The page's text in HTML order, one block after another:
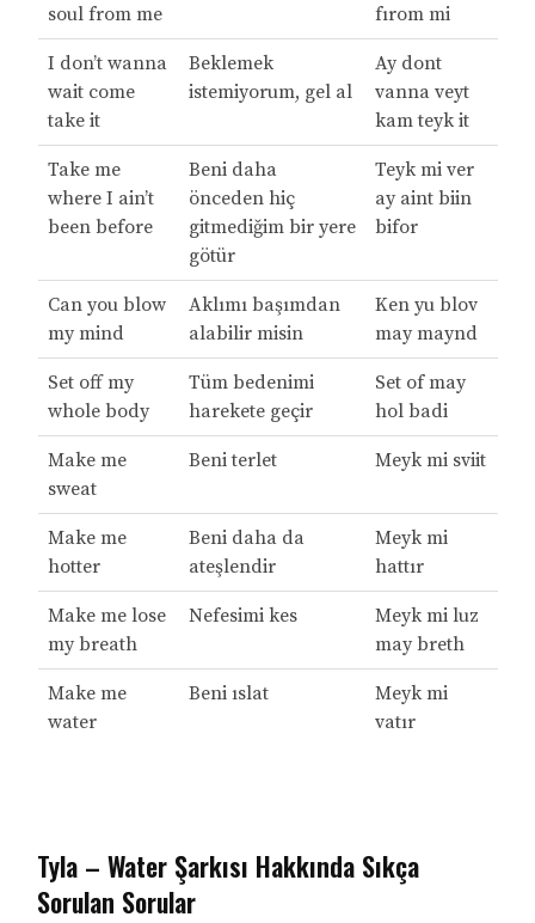
soul from me
fırom mi
I don’t wanna
wait come
take it
Beklemek
istemiyorum, gel al
Ay dont
vanna veyt
kam teyk it
Take me
where I ain’t
been before
Beni daha
önceden hiç
gitmediğim bir yere
götür
Teyk mi ver
ay aint biin
bifor
Can you blow
my mind
Aklımı başımdan
alabilir misin
Ken yu blov
may maynd
Set off my
whole body
Tüm bedenimi
harekete geçir
Set of may
hol badi
Make me
sweat
Beni terlet Meyk mi sviit
Make me
hotter
Beni daha da
ateşlendir
Meyk mi
hattır
Make me lose
my breath
Nefesimi kes
Meyk mi luz
may breth
Make me
water
Beni ıslat
Meyk mi
vatır
Tyla – Water Şarkısı Hakkında Sıkça
Sorulan Sorular